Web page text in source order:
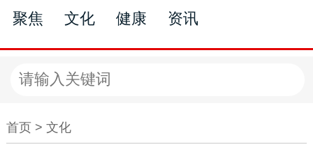
聚焦 文化 健康 资讯
首页 > 文化